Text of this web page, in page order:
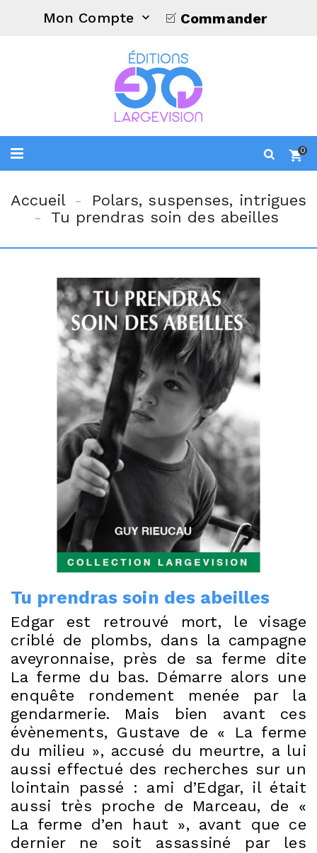
Mon Compte  Commander
0
Accueil
Polars, suspenses, intrigues
Tu prendras soin des abeilles
Tu prendras soin des abeilles
Edgar est retrouvé mort, le visage
criblé de plombs, dans la campagne
aveyronnaise, près de sa ferme dite
La ferme du bas. Démarre alors une
enquête rondement menée par la
gendarmerie. Mais bien avant ces
évènements, Gustave de « La ferme
du milieu », accusé du meurtre, a lui
aussi effectué des recherches sur un
lointain passé : ami d’Edgar, il était
aussi très proche de Marceau, de «
La ferme d’en haut », avant que ce
dernier ne soit assassiné par les